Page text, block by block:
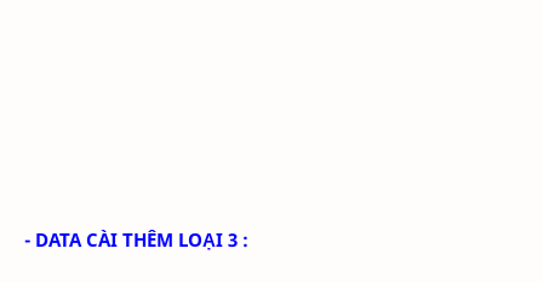
- DATA CÀI THÊM LOẠI 3 :